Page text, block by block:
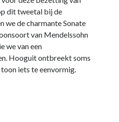
dit tweetal bij de
we de charmante Sonate
van Mendelssohn
we van een
Hooguit ontbreekt soms
toon iets te eenvormig.